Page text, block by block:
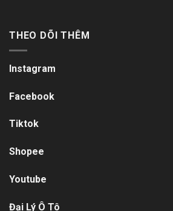
THEO DÕI THÊM
Instagram
Facebook
Tiktok
Shopee
Youtube
Đại Lý Ô Tô